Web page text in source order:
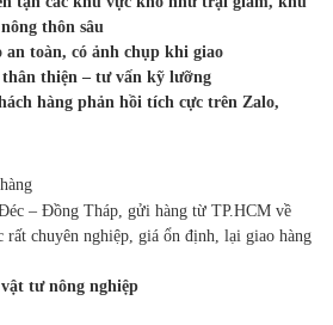
thôn sâu
an toàn, có ảnh chụp khi giao
thiện – tư vấn kỹ lưỡng
hàng phản hồi tích cực trên Zalo,
– Đồng Tháp, gửi hàng từ TP.HCM về
chuyên nghiệp, giá ổn định, lại giao hàng
tư nông nghiệp